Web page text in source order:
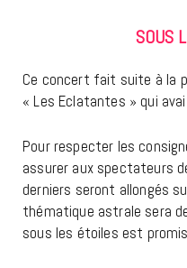
SOUS
Ce concert fait suite à la
« Les Eclatantes » qui
Pour respecter les
assurer aux spectateurs
derniers seront allongés
thématique astrale sera
sous les étoiles est